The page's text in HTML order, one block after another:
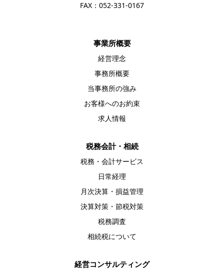
FAX：052-331-0167
事業所概要
経営理念
事務所概要
当事務所の強み
お客様へのお約束
求人情報
税務会計・相続
税務・会計サービス
日常経理
月次決算・損益管理
決算対策・節税対策
税務調査
相続税について
経営コンサルティング